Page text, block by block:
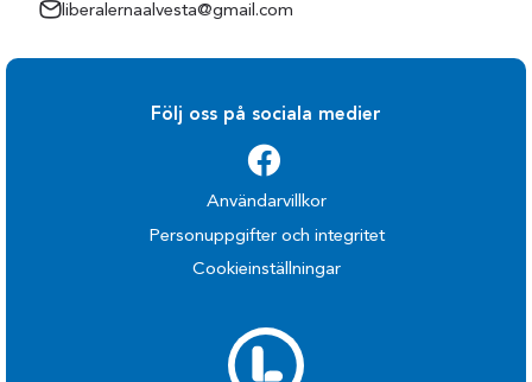
liberalernaalvesta@gmail.com
Följ oss på sociala medier
Användarvillkor
Personuppgifter och integritet
Cookieinställningar